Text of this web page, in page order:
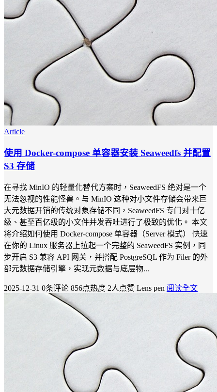
Article
使用 Docker-compose 单容器安装 Seaweedfs 并配置
S3 存储
在寻找 MinIO 的轻量化替代方案时，SeaweedFS 绝对是一个
无法忽视的性能怪兽。与 MinIO 这种对小文件存储会带来巨
大元数据开销的传统对象存储不同，SeaweedFS 专门对十亿
级、甚至百亿级的小文件并发吞吐进行了极致的优化。 本文
将介绍如何使用 Docker-compose 单容器（Server 模式） 快速
在你的 Linux 服务器上拉起一个完整的 SeaweedFS 实例，同
步开启 S3 兼容 API 网关，并搭配 PostgreSQL 作为 Filer 的外
部元数据存储引擎，实现元数据与底层物...
2025-12-31 0条评论 856点热度 2人点赞 Lens pen 阅读全文